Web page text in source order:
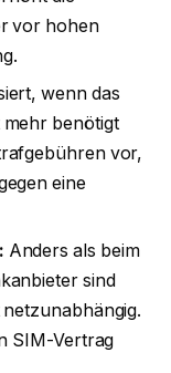
vor hohen
wenn das
benötigt
vor,
eine
Anders als beim
sind
SIM-Vertrag